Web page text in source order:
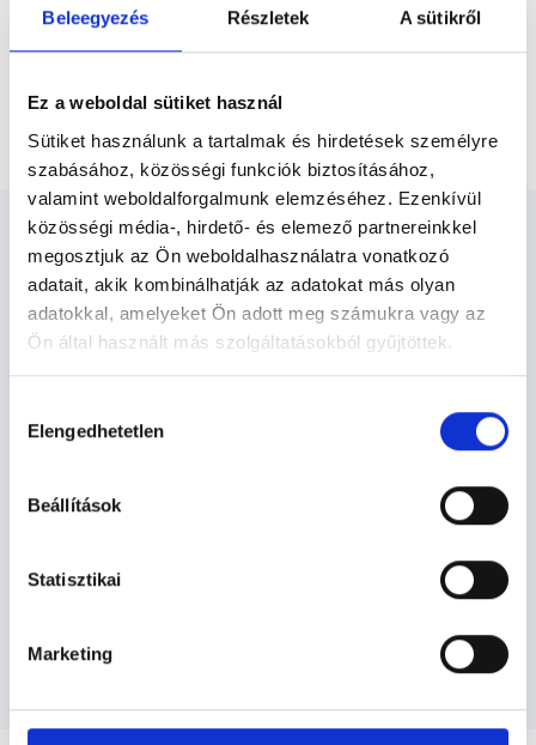
Beleegyezés Részletek A sütikről
Ez a weboldal sütiket használ
Sütiket használunk a tartalmak és hirdetések személyre
szabásához, közösségi funkciók biztosításához,
valamint weboldalforgalmunk elemzéséhez. Ezenkívül
közösségi média-, hirdető- és elemező partnereinkkel
megosztjuk az Ön weboldalhasználatra vonatkozó
adatait, akik kombinálhatják az adatokat más olyan
adatokkal, amelyeket Ön adott meg számukra vagy az
Ön által használt más szolgáltatásokból gyűjtöttek.
szabályzat:https://foglaljorvost.hu/info/foglaljorvost-
kiválasztása
Elengedhetetlen
Beállítások
Statisztikai
Marketing
Főoldal Pszichológus
Pszichológus Budapest, XIII.
kerület - Pszichológia